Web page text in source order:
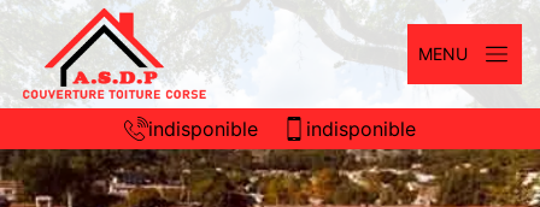
MENU
indisponible indisponible